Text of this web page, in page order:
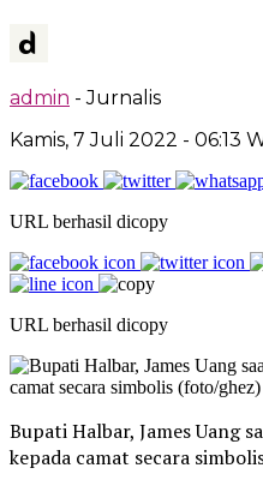
admin - Jurnalis
Kamis, 7 Juli 2022 - 06:13
URL berhasil dicopy
URL berhasil dicopy
Bupati Halbar, James Uang
kepada camat secara